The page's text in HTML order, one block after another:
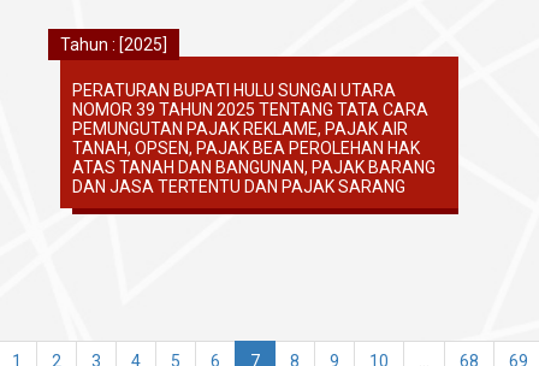
Tahun : [2025]
PERATURAN BUPATI HULU SUNGAI UTARA
NOMOR 39 TAHUN 2025 TENTANG TATA CARA
PEMUNGUTAN PAJAK REKLAME, PAJAK AIR
TANAH, OPSEN, PAJAK BEA PEROLEHAN HAK
ATAS TANAH DAN BANGUNAN, PAJAK BARANG
DAN JASA TERTENTU DAN PAJAK SARANG
1 2 3 4 5 6 7 8 9 10 ... 68 69